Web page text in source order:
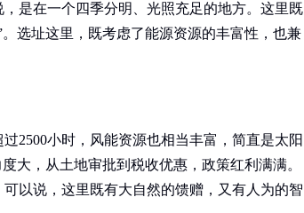
是在一个四季分明、光照充足的地方。这里既
选址这里，既考虑了能源资源的丰富性，也兼
2500小时，风能资源也相当丰富，简直是太阳
大，从土地审批到税收优惠，政策红利满满。
以说，这里既有大自然的馈赠，又有人为的智